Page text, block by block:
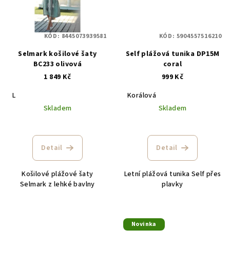
Selmark košilové šaty
BC233 olivová
1 849 Kč
L
Skladem
Detail
Košilové plážové šaty
Selmark z lehké bavlny
KÓD: 8445073939581
Self plážová tunika DP15M
coral
999 Kč
Korálová
Skladem
Detail
Letní plážová tunika Self přes
plavky
KÓD: 5904557516210
Novinka